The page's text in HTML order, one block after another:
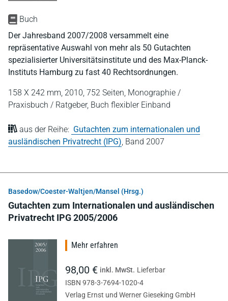
Buch
Der Jahresband 2007/2008 versammelt eine
repräsentative Auswahl von mehr als 50 Gutachten
spezialisierter Universitätsinstitute und des Max-Planck-
Instituts Hamburg zu fast 40 Rechtsordnungen.
158 X 242 mm, 2010, 752 Seiten, Monographie /
Praxisbuch / Ratgeber, Buch flexibler Einband
aus der Reihe: Gutachten zum internationalen und
ausländischen Privatrecht (IPG), Band 2007
Basedow/Coester-Waltjen/Mansel (Hrsg.)
Gutachten zum Internationalen und ausländischen
Privatrecht IPG 2005/2006
Mehr erfahren
98,00 € inkl. MwSt. Lieferbar
ISBN 978-3-7694-1020-4
Verlag Ernst und Werner Gieseking GmbH